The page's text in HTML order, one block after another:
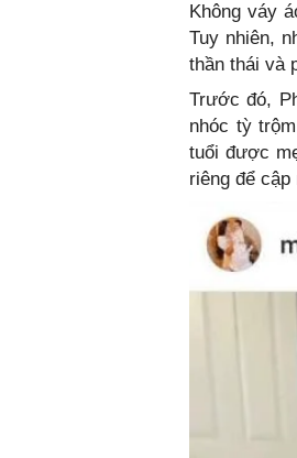
Không váy
Tuy nhiên,
thần thái và
Trước đó,
nhóc tỳ
tuổi được
riêng để